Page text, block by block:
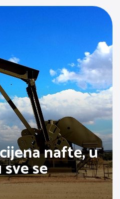
nafte, u
se